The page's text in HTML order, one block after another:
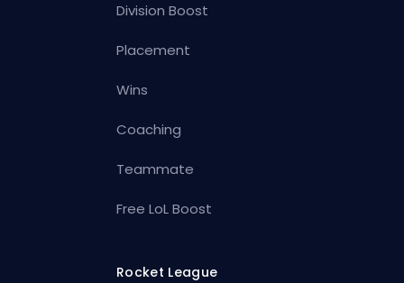
Division Boost
Placement
Wins
Coaching
Teammate
Free LoL Boost
Rocket League